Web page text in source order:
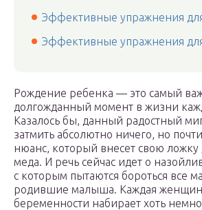
Эффективные упражнения
Эффективные упражнения
Рождение ребенка — это самый
долгожданный момент в жизни
Казалось бы, данный радостный
затмить абсолютно ничего, но
нюанс, который внесет свою ложку
меда. И речь сейчас идет о
с которым пытаются бороться все
родившие малыша. Каждая
беременности набирает хоть